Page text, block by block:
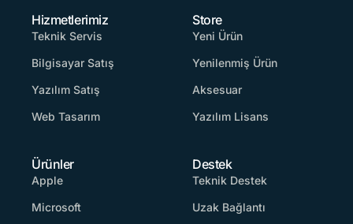
Hizmetlerimiz
Teknik Servis
Bilgisayar Satış
Yazılım Satış
Web Tasarım
Store
Yeni Ürün
Yenilenmiş Ürün
Aksesuar
Yazılım Lisans
Ürünler
Apple
Microsoft
Destek
Teknik Destek
Uzak Bağlantı